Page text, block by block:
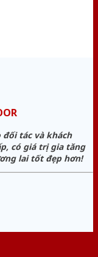
đối tác và khách
có giá trị gia tăng
lai tốt đẹp hơn!